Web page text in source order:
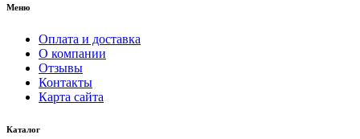
Меню
Оплата и доставка
О компании
Отзывы
Контакты
Карта сайта
Каталог